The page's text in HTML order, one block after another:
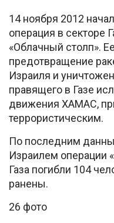
14 ноября 2012
операция в секторе
«Облачный столп».
предотвращение
Израиля и
правящего в Газе
движения ХАМАС,
террористическим.
По последним
Израилем операции
Газа погибли 104
ранены.
26 фото